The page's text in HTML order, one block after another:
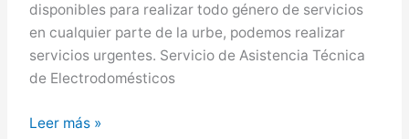
disponibles para realizar todo género de servicios
en cualquier parte de la urbe, podemos realizar
servicios urgentes. Servicio de Asistencia Técnica
de Electrodomésticos
Whirlpool
Leer más »